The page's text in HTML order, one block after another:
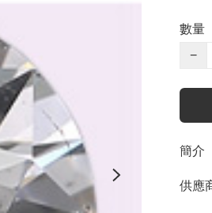
數量
−
簡介
供應